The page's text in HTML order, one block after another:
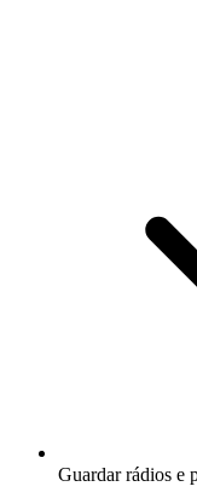
Guardar rádios e